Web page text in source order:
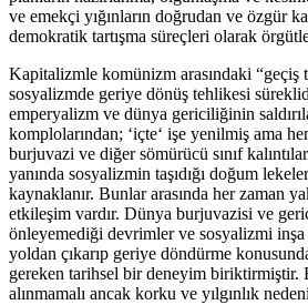
ve emekçi yığınların doğrudan ve özgür
demokratik tartışma süreçleri olarak
Kapitalizmle komünizm arasındaki “geçiş
sosyalizmde geriye dönüş tehlikesi
emperyalizm ve dünya gericiliğinin
komplolarından; ‘içte‘ işe yenilmiş ama
burjuvazi ve diğer sömürücü sınıf
yanında sosyalizmin taşıdığı doğum
kaynaklanır. Bunlar arasında her zaman
etkileşim vardır. Dünya burjuvazisi ve
önleyemediği devrimler ve sosyalizmi
yoldan çıkarıp geriye döndürme
gereken tarihsel bir deneyim biriktirmiştir.
alınmamalı ancak korku ve yılgınlık